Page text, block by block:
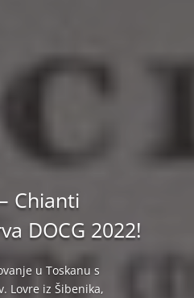
Chianti
DOCG 2022!
u Toskanu s
Lovre iz Šibenika,